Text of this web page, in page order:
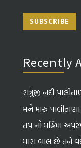
SUBSCRIBE
Recently
શત્રુંજી નદી
Tirth
મને મારુ
તપ નો મહિમા
મારા બાલ છે તને